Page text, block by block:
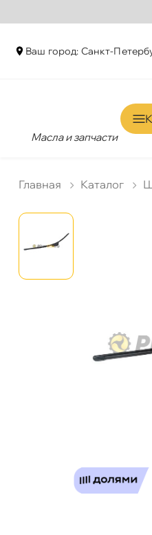
аш город: Санкт-
Масла и запчасти
Главная Катало